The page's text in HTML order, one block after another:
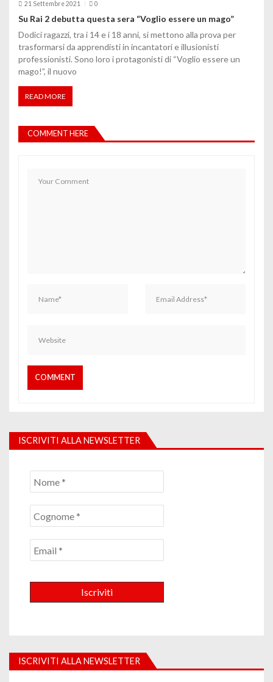
21 Settembre 2021 0
Su Rai 2 debutta questa sera “Voglio essere un mago”
Dodici ragazzi, tra i 14 e i 18 anni, si mettono alla prova per
trasformarsi da apprendisti in incantatori e illusionisti
professionisti. Sono loro i protagonisti di “Voglio essere un
mago!”, il nuovo
READ MORE
COMMENT HERE
ISCRIVITI ALLA NEWSLETTER
ISCRIVITI ALLA NEWSLETTER